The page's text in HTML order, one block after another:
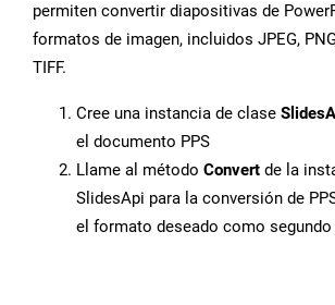
permiten convertir diapositivas de
formatos de imagen, incluidos JPEG,
TIFF.
Cree una instancia de clase
el documento PPS
Llame al método Convert de la
SlidesApi para la conversión de
el formato deseado como